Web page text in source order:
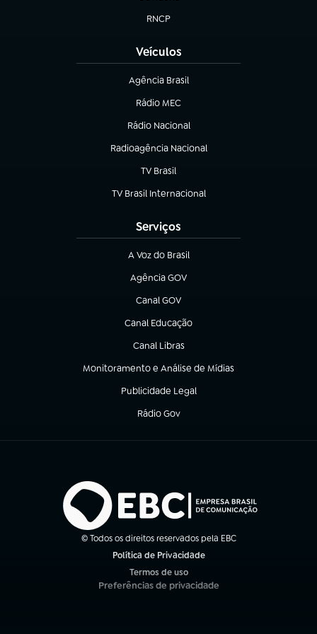
RNCP
(abre em nova aba)
Veículos
Agência Brasil
(abre em nova aba)
Rádio MEC
(abre em nova aba)
Rádio Nacional
Radioagência Nacional
(abre em nova aba)
TV Brasil
(abre em nova aba)
TV Brasil Internacional
(abre em nova aba)
Serviços
A Voz do Brasil
(abre em nova aba)
Agência GOV
(abre em nova aba)
Canal GOV
(abre em nova aba)
Canal Educação
(abre em nova aba)
Canal Libras
(abre em nova aba)
Monitoramento e Análise de Mídias
(abre em nova aba)
Publicidade Legal
(abre em nova aba)
Rádio Gov
(abre em nova aba)
© Todos os direitos reservados pela EBC
Política de Privacidade
Termos de uso
(abre em nova aba)
Preferências de privacidade